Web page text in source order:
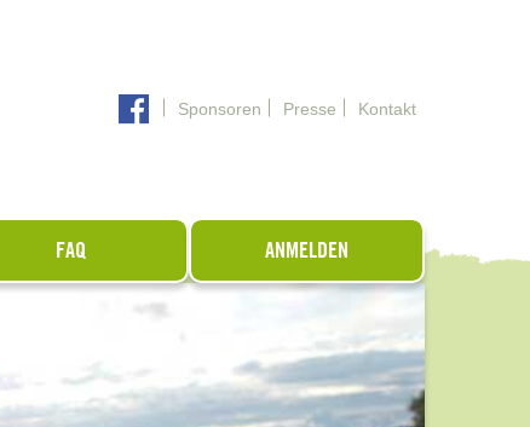
Sponsoren Presse Kontakt
FAQ ANMELDEN